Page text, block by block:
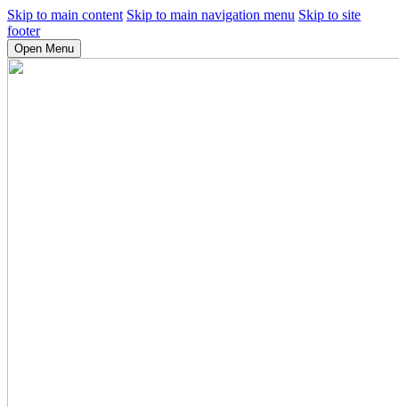
Skip to main content Skip to main navigation menu Skip to site
footer
Open Menu